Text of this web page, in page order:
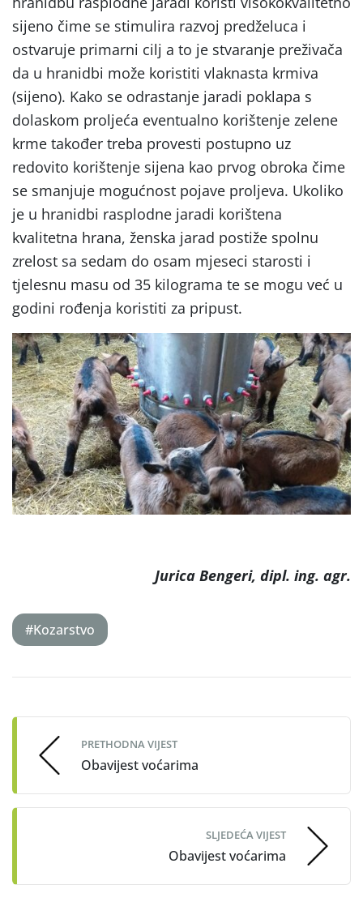
sijeno čime se stimulira razvoj predželuca i
ostvaruje primarni cilj a to je stvaranje preživača
da u hranidbi može koristiti vlaknasta krmiva
(sijeno). Kako se odrastanje jaradi poklapa s
dolaskom proljeća eventualno korištenje zelene
krme također treba provesti postupno uz
redovito korištenje sijena kao prvog obroka čime
se smanjuje mogućnost pojave proljeva. Ukoliko
je u hranidbi rasplodne jaradi korištena
kvalitetna hrana, ženska jarad postiže spolnu
zrelost sa sedam do osam mjeseci starosti i
tjelesnu masu od 35 kilograma te se mogu već u
godini rođenja koristiti za pripust.
Jurica Bengeri, dipl. ing. agr.
#Kozarstvo
navigation
PRETHODNA VIJEST
Obavijest voćarima
SLJEDEĆA VIJEST
Obavijest voćarima